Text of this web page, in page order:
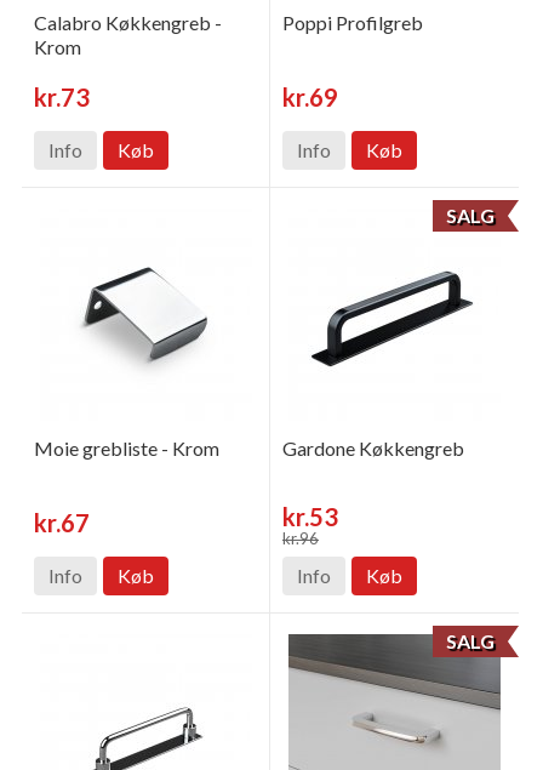
Calabro Køkkengreb -
Krom
kr.73
Info Køb
Poppi Profilgreb
kr.69
Info Køb
Moie grebliste - Krom
kr.67
Info Køb
SALG
Gardone Køkkengreb
kr.53
kr.96
Info Køb
SALG